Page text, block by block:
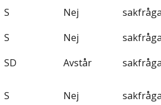
S Nej
S Nej
SD Avstår
S Nej